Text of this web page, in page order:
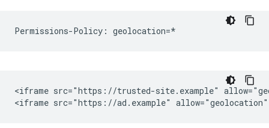
<iframe src="https://trusted-site.example"